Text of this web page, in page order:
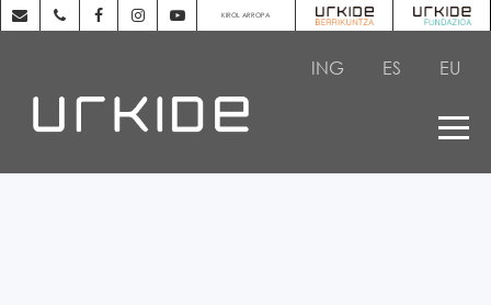
KIROL ARROPA
ING ES EU